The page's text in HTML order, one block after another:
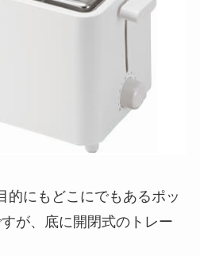
的にもどこにでもあるポッ
が、底に開閉式のトレー